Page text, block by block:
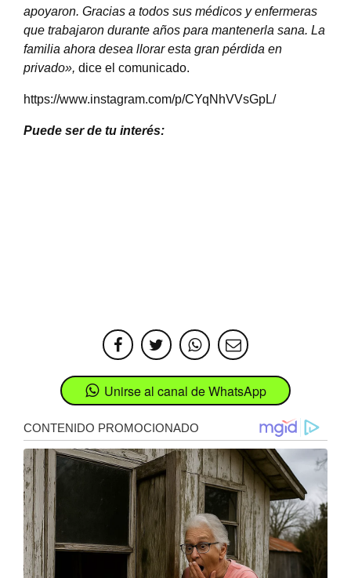
apoyaron. Gracias a todos sus médicos y enfermeras
que trabajaron durante años para mantenerla sana. La
familia ahora desea llorar esta gran pérdida en
privado», dice el comunicado.
https://www.instagram.com/p/CYqNhVVsGpL/
Puede ser de tu interés:
Unirse al canal de WhatsApp